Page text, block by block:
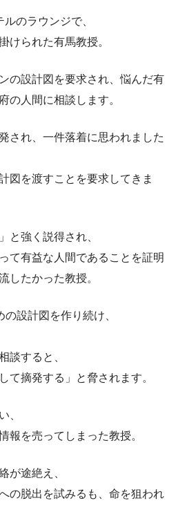
のラウンジで、
けられた有馬教授。
の設計図を要求され、悩んだ有
の人間に相談します。
され、一件落着に思われました
図を渡すことを要求してきま
と強く説得され、
て有益な人間であることを証明
したかった教授。
の設計図を作り続け、
談すると、
て摘発する」と脅されます。
、
報を売ってしまった教授。
が途絶え、
の脱出を試みるも、命を狙われ